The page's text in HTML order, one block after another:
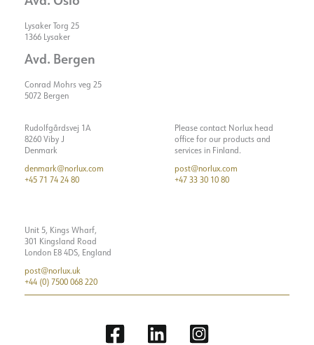
Lysaker Torg 25
1366 Lysaker
Avd. Bergen
Conrad Mohrs veg 25
5072 Bergen
Rudolfgårdsvej 1A
8260 Viby J
Denmark
denmark@norlux.com
+45 71 74 24 80
Please contact Norlux head
office for our products and
services in Finland.
post@norlux.com
+47 33 30 10 80
Unit 5, Kings Wharf,
301 Kingsland Road
London E8 4DS, England
post@norlux.uk
+44 (0) 7500 068 220